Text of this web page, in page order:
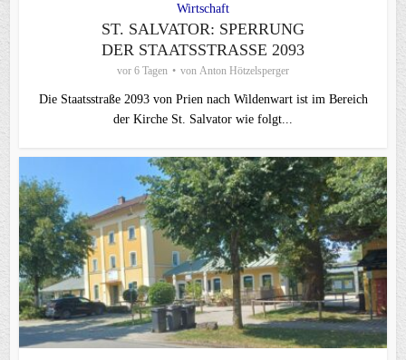
Wirtschaft
ST. SALVATOR: SPERRUNG
DER STAATSSTRASSE 2093
vor 6 Tagen von Anton Hötzelsperger
Die Staatsstraße 2093 von Prien nach Wildenwart ist im Bereich
der Kirche St. Salvator wie folgt...